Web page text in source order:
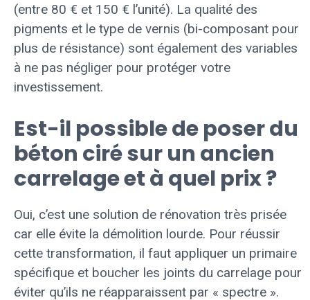
(entre 80 € et 150 € l’unité). La qualité des
pigments et le type de vernis (bi-composant pour
plus de résistance) sont également des variables
à ne pas négliger pour protéger votre
investissement.
Est-il possible de poser du
béton ciré sur un ancien
carrelage et à quel prix ?
Oui, c’est une solution de rénovation très prisée
car elle évite la démolition lourde. Pour réussir
cette transformation, il faut appliquer un primaire
spécifique et boucher les joints du carrelage pour
éviter qu’ils ne réapparaissent par « spectre ».